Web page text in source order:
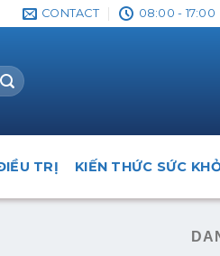
CONTACT 08:00 - 17:00
TRỊ KIẾN THỨC SỨC